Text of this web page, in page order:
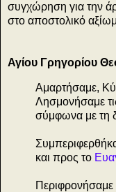
συγχώρηση για την
στο αποστολικό
Αγίου Γρηγορίου
Αμαρτήσαμε,
Λησμονήσαμε
σύμφωνα με τη
και προς το
Περιφρονήσαμε